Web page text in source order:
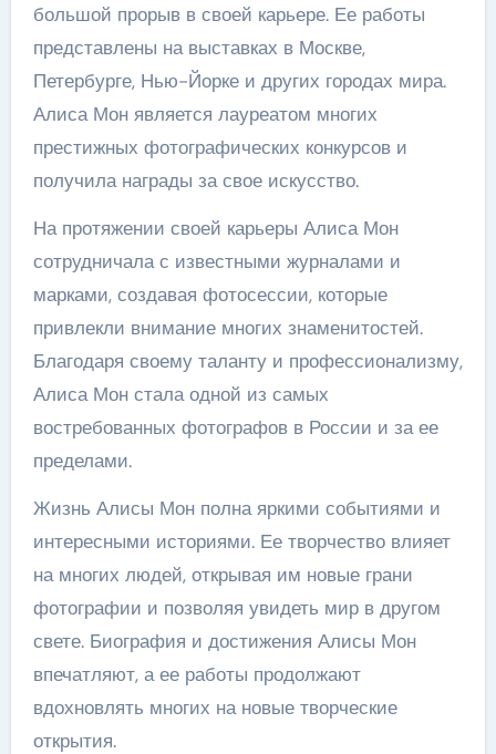
большой прорыв в своей карьере. Ее работы
представлены на выставках в Москве,
Петербурге, Нью-Йорке и других городах мира.
Алиса Мон является лауреатом многих
престижных фотографических конкурсов и
получила награды за свое искусство.
На протяжении своей карьеры Алиса Мон
сотрудничала с известными журналами и
марками, создавая фотосессии, которые
привлекли внимание многих знаменитостей.
Благодаря своему таланту и профессионализму,
Алиса Мон стала одной из самых
востребованных фотографов в России и за ее
пределами.
Жизнь Алисы Мон полна яркими событиями и
интересными историями. Ее творчество влияет
на многих людей, открывая им новые грани
фотографии и позволяя увидеть мир в другом
свете. Биография и достижения Алисы Мон
впечатляют, а ее работы продолжают
вдохновлять многих на новые творческие
открытия.